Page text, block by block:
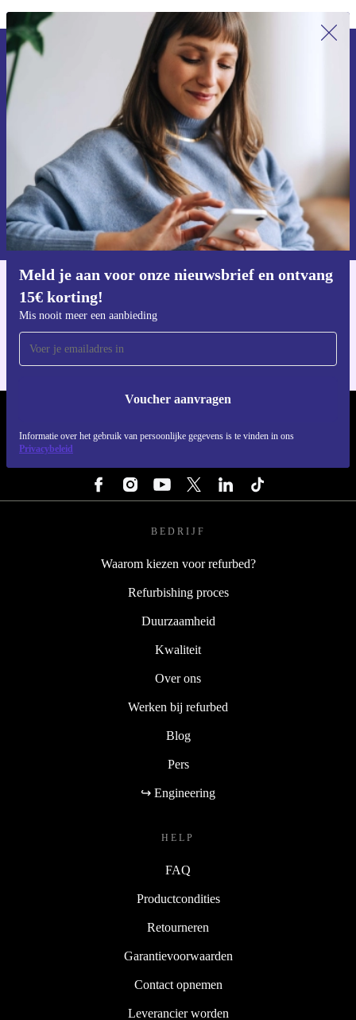
Meld je aan voor onze nieuwsbrief en ontvang
15€ korting!
Mis nooit meer een aanbieding
Voucher aanvragen
Informatie over het gebruik van persoonlijke gegevens is te vinden in ons
Privacybeleid
Meld je aan voor onze nieuwsbrief en
ontvang €15 korting!
Mis nooit meer een aanbieding.
Voucher aanvragen
Informatie over het gebruik van persoonsgegevens vind je in ons
privacybeleid.
Voor iOS en Android
BEDRIJF
Waarom kiezen voor refurbed?
Refurbishing proces
Duurzaamheid
Kwaliteit
Over ons
Werken bij refurbed
Blog
Pers
↪ Engineering
HELP
FAQ
Productcondities
Retourneren
Garantievoorwaarden
Contact opnemen
Leverancier worden